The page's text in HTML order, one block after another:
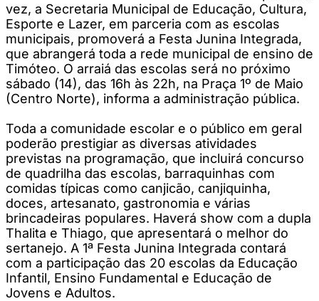
vez, a Secretaria Municipal de Educação, Cultura,
Esporte e Lazer, em parceria com as escolas
municipais, promoverá a Festa Junina Integrada,
que abrangerá toda a rede municipal de ensino de
Timóteo. O arraiá das escolas será no próximo
sábado (14), das 16h às 22h, na Praça 1º de Maio
(Centro Norte), informa a administração pública.
Toda a comunidade escolar e o público em geral
poderão prestigiar as diversas atividades
previstas na programação, que incluirá concurso
de quadrilha das escolas, barraquinhas com
comidas típicas como canjicão, canjiquinha,
doces, artesanato, gastronomia e várias
brincadeiras populares. Haverá show com a dupla
Thalita e Thiago, que apresentará o melhor do
sertanejo. A 1ª Festa Junina Integrada contará
com a participação das 20 escolas da Educação
Infantil, Ensino Fundamental e Educação de
Jovens e Adultos.